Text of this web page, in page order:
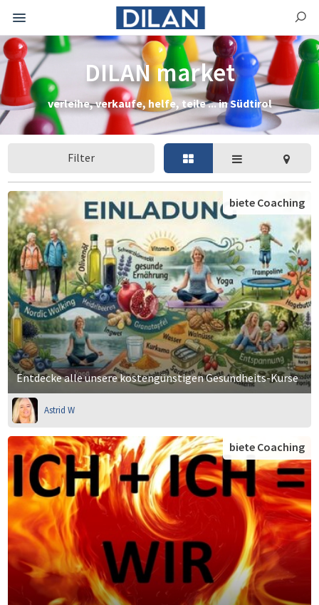
DILAN market
verleihe, verkaufe, helfe, teile ... in Südtirol
Filter
Entdecke alle unsere kostengünstigen Gesundheits-Kurse
biete Coaching
Astrid W
biete Coaching